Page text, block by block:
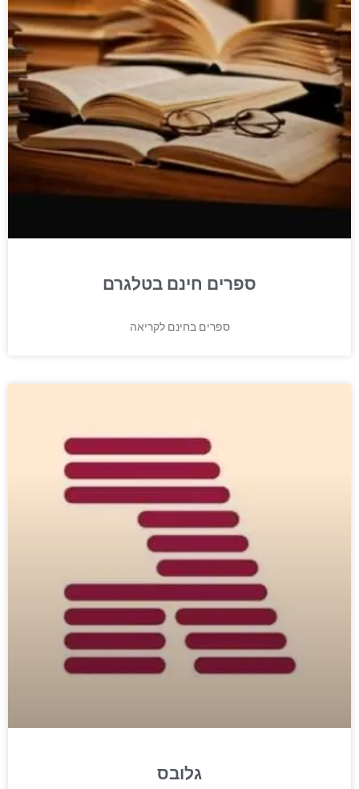
ספרים חינם בטלגרם
ספרים בחינם לקריאה
גלובס